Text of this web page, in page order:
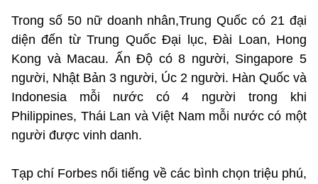
Trong số 50 nữ doanh nhân,Trung Quốc có 21 đại
diện đến từ Trung Quốc Đại lục, Đài Loan, Hong
Kong và Macau. Ấn Độ có 8 người, Singapore 5
người, Nhật Bản 3 người, Úc 2 người. Hàn Quốc và
Indonesia mỗi nước có 4 người trong khi
Philippines, Thái Lan và Việt Nam mỗi nước có một
người được vinh danh.
Tạp chí Forbes nổi tiếng về các bình chọn triệu phú,